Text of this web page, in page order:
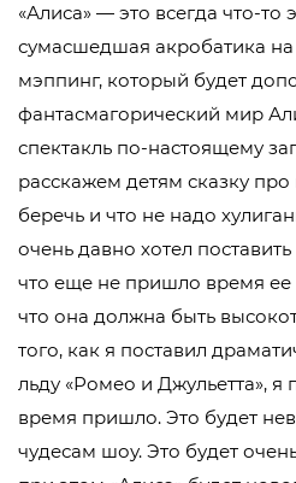
«Алиса» — это всегда что-то
сумасшедшая акробатика на
мэппинг, который будет
фантасмагорический мир
спектакль по-настоящему
расскажем детям сказку
беречь и что не надо
очень давно хотел
что еще не пришло время ее
что она должна быть
того, как я поставил
льду «Ромео и Джульетта», я
время пришло. Это будет
чудесам шоу. Это будет